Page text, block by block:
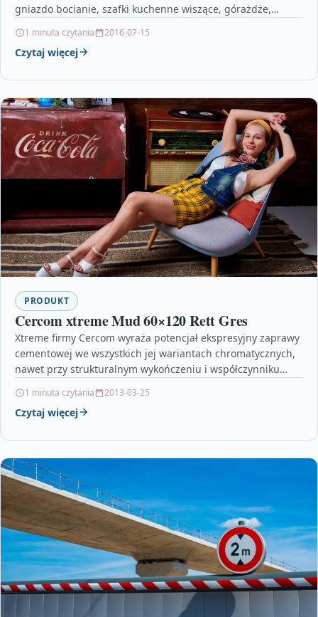
gniazdo bocianie, szafki kuchenne wiszące, górażdże,
1 minuta czytania 2016-07-15
Czytaj więcej
PRODUKT
Cercom xtreme Mud 60×120 Rett Gres
Xtreme firmy Cercom wyraża potencjał ekspresyjny zaprawy
cementowej we wszystkich jej wariantach chromatycznych,
nawet przy strukturalnym wykończeniu i współczynniku
1 minuta czytania 2013-03-25
Czytaj więcej